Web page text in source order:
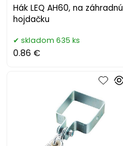
Hák LEQ AH60, na záhradnú
hojdačku
skladom 635 ks
0.86 €